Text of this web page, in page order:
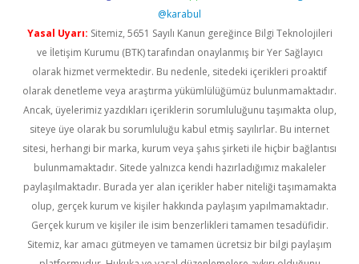
@karabul
Yasal Uyarı: Sitemiz, 5651 Sayılı Kanun gereğince Bilgi Teknolojileri
ve İletişim Kurumu (BTK) tarafından onaylanmış bir Yer Sağlayıcı
olarak hizmet vermektedir. Bu nedenle, sitedeki içerikleri proaktif
olarak denetleme veya araştırma yükümlülüğümüz bulunmamaktadır.
Ancak, üyelerimiz yazdıkları içeriklerin sorumluluğunu taşımakta olup,
siteye üye olarak bu sorumluluğu kabul etmiş sayılırlar. Bu internet
sitesi, herhangi bir marka, kurum veya şahıs şirketi ile hiçbir bağlantısı
bulunmamaktadır. Sitede yalnızca kendi hazırladığımız makaleler
paylaşılmaktadır. Burada yer alan içerikler haber niteliği taşımamakta
olup, gerçek kurum ve kişiler hakkında paylaşım yapılmamaktadır.
Gerçek kurum ve kişiler ile isim benzerlikleri tamamen tesadüfidir.
Sitemiz, kar amacı gütmeyen ve tamamen ücretsiz bir bilgi paylaşım